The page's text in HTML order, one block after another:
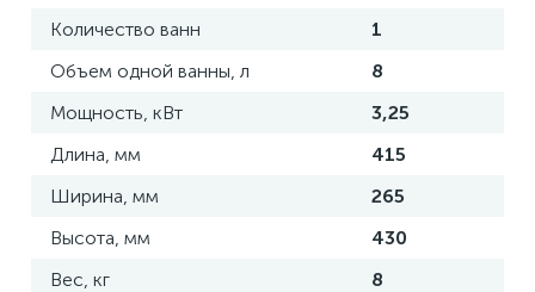
Количество ванн
1
Объем одной ванны, л
8
Мощность, кВт
3,25
Длина, мм
415
Ширина, мм
265
Высота, мм
430
Вес, кг
8